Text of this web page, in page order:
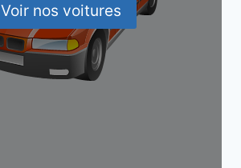
Voir nos voitures